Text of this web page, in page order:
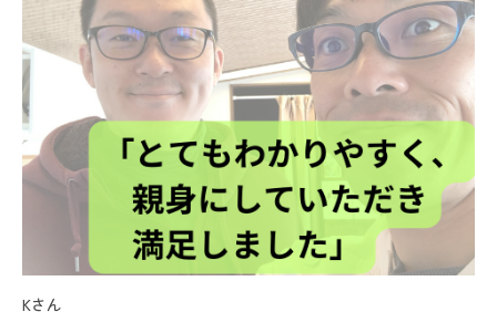
Kさん